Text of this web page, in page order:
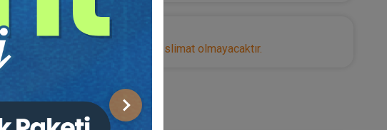
Sonraki
Adresinize herhangi bir teslimat olmayacaktır.